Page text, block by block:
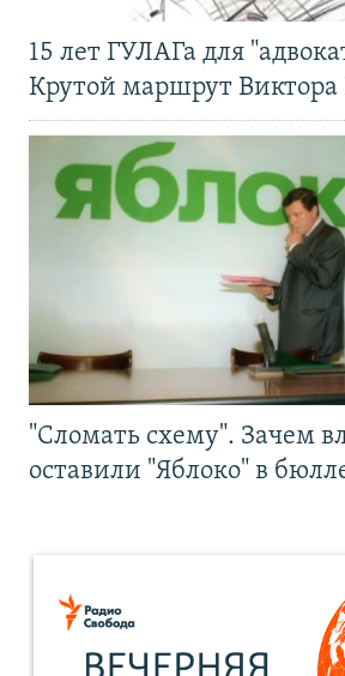
15 лет ГУЛАГа для
Крутой маршрут Виктора
"Сломать схему". Зачем
оставили "Яблоко" в